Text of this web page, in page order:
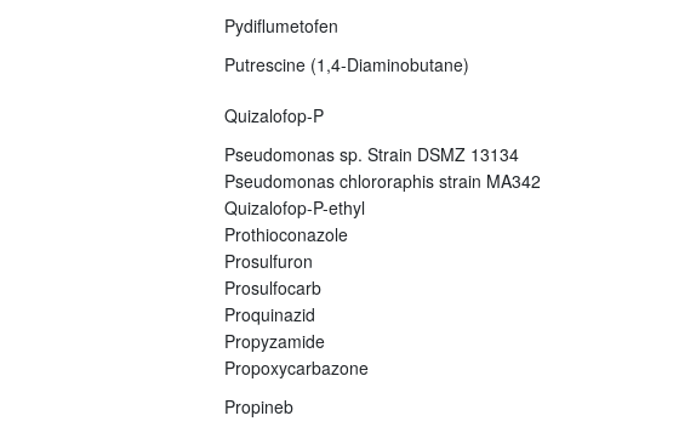
Pydiflumetofen
Putrescine (1,4-Diaminobutane)
Quizalofop-P
Pseudomonas sp. Strain DSMZ 13134
Pseudomonas chlororaphis strain MA342
Quizalofop-P-ethyl
Prothioconazole
Prosulfuron
Prosulfocarb
Proquinazid
Propyzamide
Propoxycarbazone
Propineb